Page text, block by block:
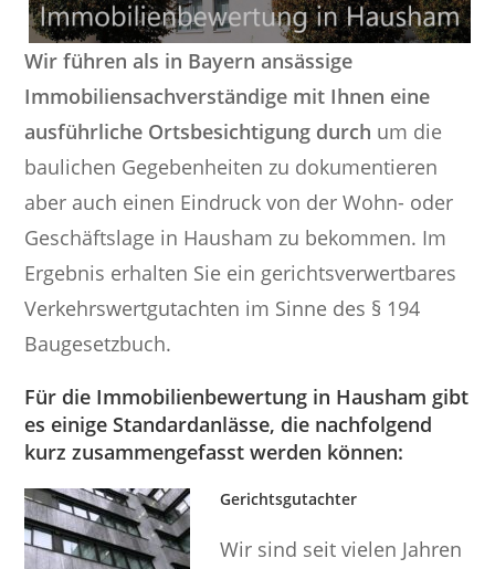
Wir führen als in Bayern ansässige
Immobiliensachverständige mit Ihnen eine
ausführliche Ortsbesichtigung durch um die
baulichen Gegebenheiten zu dokumentieren
aber auch einen Eindruck von der Wohn- oder
Geschäftslage in Hausham zu bekommen. Im
Ergebnis erhalten Sie ein gerichtsverwertbares
Verkehrswertgutachten im Sinne des § 194
Baugesetzbuch.
Für die Immobilienbewertung in Hausham gibt
es einige Standardanlässe, die nachfolgend
kurz zusammengefasst werden können:
Gerichtsgutachter
Wir sind seit vielen Jahren